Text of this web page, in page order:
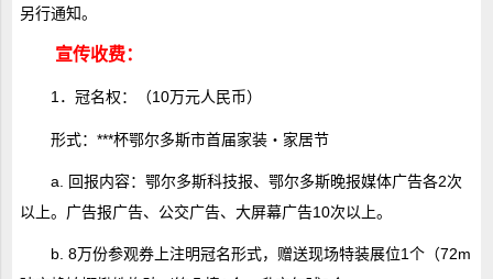
另行通知。
宣传收费：
1．冠名权：（10万元人民币）
形式：***杯鄂尔多斯市首届家装・家居节
a. 回报内容：鄂尔多斯科技报、鄂尔多斯晚报媒体广告各2次
以上。广告报广告、公交广告、大屏幕广告10次以上。
b. 8万份参观券上注明冠名形式，赠送现场特装展位1个（72m